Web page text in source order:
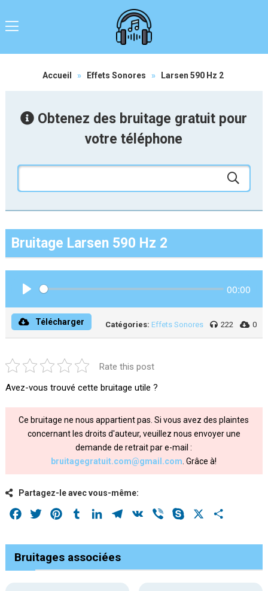
Accueil » Effets Sonores » Larsen 590 Hz 2
Obtenez des bruitage gratuit pour
votre téléphone
Bruitage Larsen 590 Hz 2
00:00
Télécharger Catégories: Effets Sonores 222 0
Rate this post
Avez-vous trouvé cette bruitage utile ?
Ce bruitage ne nous appartient pas. Si vous avez des plaintes
concernant les droits d'auteur, veuillez nous envoyer une
demande de retrait par e-mail :
bruitagegratuit.com@gmail.com . Grâce à!
Partagez-le avec vous-même:
Facebook
Twitter PinterestTumblrLinkedInTelegram
VK Viber Skype
Bruitages associées